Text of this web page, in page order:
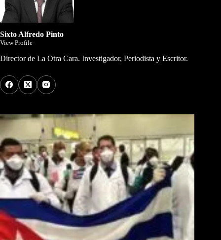
Sixto Alfredo Pinto
View Profile
Director de La Otra Cara. Investigador, Periodista y Escritor.